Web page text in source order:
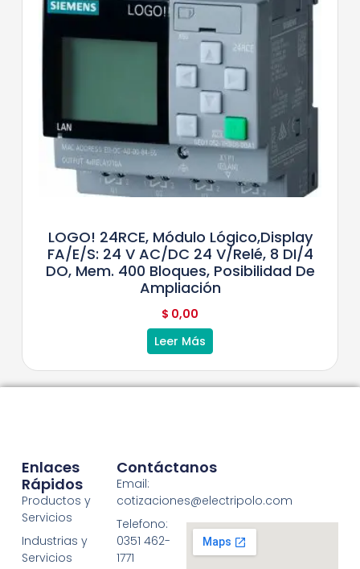
LOGO! 24RCE, Módulo Lógico,display
FA/E/S: 24 V AC/DC 24 V/relé, 8 DI/4
DO, Mem. 400 Bloques, Posibilidad De
Ampliación
$ 0,00
Leer Más
Enlaces
Rápidos
Productos y
Servicios
Industrias y
Servicios
Contáctanos
Email:
cotizaciones@electripolo.com
Telefono:
0351 462-
1771